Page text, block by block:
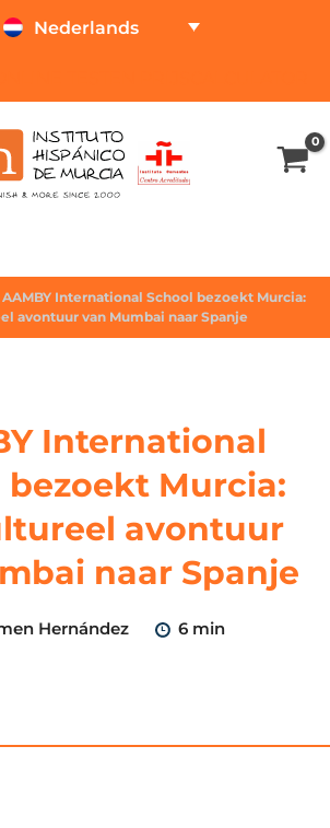
Nederlands
AAMBY International School bezoekt Murcia:
avontuur van Mumbai naar Spanje
International
bezoekt Murcia:
avontuur
naar Spanje
Hernández 6 min